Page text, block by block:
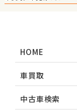
HOME
車買取
中古車検索